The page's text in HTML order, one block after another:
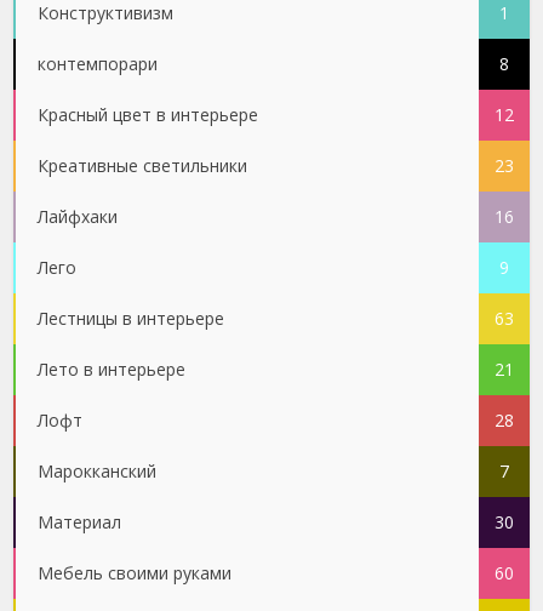
Конструктивизм 1
контемпорари 8
Красный цвет в интерьере 12
Креативные светильники 23
Лайфхаки 16
Лего 9
Лестницы в интерьере 63
Лето в интерьере 21
Лофт 28
Марокканский 7
Материал 30
Мебель своими руками 60